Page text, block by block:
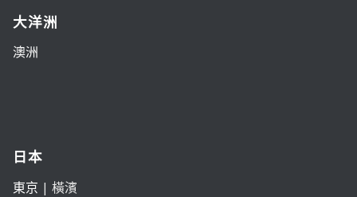
大洋洲
澳洲
日本
東京 | 橫濱